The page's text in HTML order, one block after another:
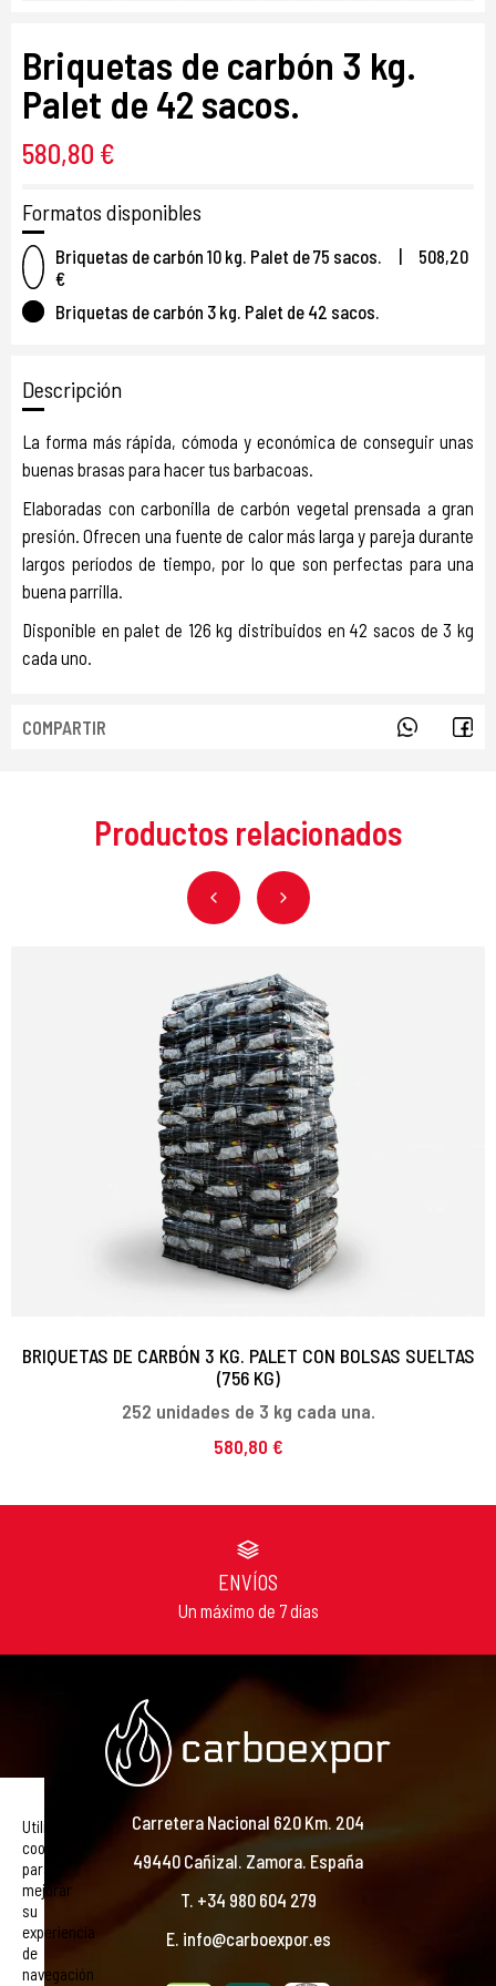
Briquetas de carbón 3 kg.
Palet de 42 sacos.
580,80 €
Formatos disponibles
Briquetas de carbón 10 kg. Palet de 75 sacos. |
508,20
€
Briquetas de carbón 3 kg. Palet de 42 sacos.
Descripción
La forma más rápida, cómoda y económica de conseguir unas
buenas brasas para hacer tus barbacoas.
Elaboradas con carbonilla de carbón vegetal prensada a gran
presión. Ofrecen una fuente de calor más larga y pareja ​​durante
largos períodos de tiempo, por lo que son perfectas para una
buena parrilla.
Disponible en palet de 126 kg distribuidos en 42 sacos de 3 kg
cada uno.
COMPARTIR
Productos relacionados
BRIQUETAS DE CARBÓN 3 KG. PALET CON BOLSAS SUELTAS
(756 KG)
252 unidades de 3 kg cada una.
580,80 €
ENVÍOS
Un máximo de 7 días
Carretera Nacional 620 Km. 204
49440 Cañizal. Zamora. España
T. +34 980 604 279
E. info@carboexpor.es
Utilizamos
cookies
para
mejorar
su
experiencia
de
navegación